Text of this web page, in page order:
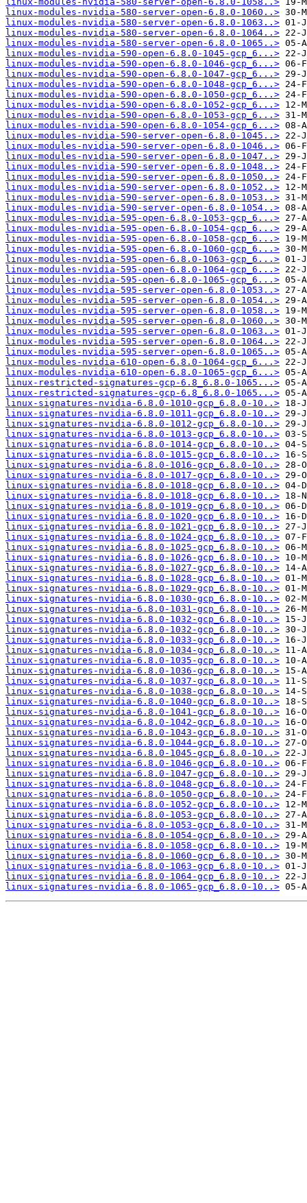
linux-modules-nvidia-580-server-open-6.8.0-1060..>
linux-modules-nvidia-580-server-open-6.8.0-1063..>
linux-modules-nvidia-580-server-open-6.8.0-1064..>
linux-modules-nvidia-580-server-open-6.8.0-1065..>
linux-modules-nvidia-590-open-6.8.0-1045-gcp_6...>
linux-modules-nvidia-590-open-6.8.0-1046-gcp_6...>
linux-modules-nvidia-590-open-6.8.0-1047-gcp_6...>
linux-modules-nvidia-590-open-6.8.0-1048-gcp_6...>
linux-modules-nvidia-590-open-6.8.0-1050-gcp_6...>
linux-modules-nvidia-590-open-6.8.0-1052-gcp_6...>
linux-modules-nvidia-590-open-6.8.0-1053-gcp_6...>
linux-modules-nvidia-590-open-6.8.0-1054-gcp_6...>
linux-modules-nvidia-590-server-open-6.8.0-1045..>
linux-modules-nvidia-590-server-open-6.8.0-1046..>
linux-modules-nvidia-590-server-open-6.8.0-1047..>
linux-modules-nvidia-590-server-open-6.8.0-1048..>
linux-modules-nvidia-590-server-open-6.8.0-1050..>
linux-modules-nvidia-590-server-open-6.8.0-1052..>
linux-modules-nvidia-590-server-open-6.8.0-1053..>
linux-modules-nvidia-590-server-open-6.8.0-1054..>
linux-modules-nvidia-595-open-6.8.0-1053-gcp_6...>
linux-modules-nvidia-595-open-6.8.0-1054-gcp_6...>
linux-modules-nvidia-595-open-6.8.0-1058-gcp_6...>
linux-modules-nvidia-595-open-6.8.0-1060-gcp_6...>
linux-modules-nvidia-595-open-6.8.0-1063-gcp_6...>
linux-modules-nvidia-595-open-6.8.0-1064-gcp_6...>
linux-modules-nvidia-595-open-6.8.0-1065-gcp_6...>
linux-modules-nvidia-595-server-open-6.8.0-1053..>
linux-modules-nvidia-595-server-open-6.8.0-1054..>
linux-modules-nvidia-595-server-open-6.8.0-1058..>
linux-modules-nvidia-595-server-open-6.8.0-1060..>
linux-modules-nvidia-595-server-open-6.8.0-1063..>
linux-modules-nvidia-595-server-open-6.8.0-1064..>
linux-modules-nvidia-595-server-open-6.8.0-1065..>
linux-modules-nvidia-610-open-6.8.0-1064-gcp_6...>
linux-modules-nvidia-610-open-6.8.0-1065-gcp_6...>
linux-restricted-signatures-gcp-6.8_6.8.0-1065...>
linux-restricted-signatures-gcp-6.8_6.8.0-1065...>
linux-signatures-nvidia-6.8.0-1010-gcp_6.8.0-10..>
linux-signatures-nvidia-6.8.0-1011-gcp_6.8.0-10..>
linux-signatures-nvidia-6.8.0-1012-gcp_6.8.0-10..>
linux-signatures-nvidia-6.8.0-1013-gcp_6.8.0-10..>
linux-signatures-nvidia-6.8.0-1014-gcp_6.8.0-10..>
linux-signatures-nvidia-6.8.0-1015-gcp_6.8.0-10..>
linux-signatures-nvidia-6.8.0-1016-gcp_6.8.0-10..>
linux-signatures-nvidia-6.8.0-1017-gcp_6.8.0-10..>
linux-signatures-nvidia-6.8.0-1018-gcp_6.8.0-10..>
linux-signatures-nvidia-6.8.0-1018-gcp_6.8.0-10..>
linux-signatures-nvidia-6.8.0-1019-gcp_6.8.0-10..>
linux-signatures-nvidia-6.8.0-1020-gcp_6.8.0-10..>
linux-signatures-nvidia-6.8.0-1021-gcp_6.8.0-10..>
linux-signatures-nvidia-6.8.0-1024-gcp_6.8.0-10..>
linux-signatures-nvidia-6.8.0-1025-gcp_6.8.0-10..>
linux-signatures-nvidia-6.8.0-1026-gcp_6.8.0-10..>
linux-signatures-nvidia-6.8.0-1027-gcp_6.8.0-10..>
linux-signatures-nvidia-6.8.0-1028-gcp_6.8.0-10..>
linux-signatures-nvidia-6.8.0-1029-gcp_6.8.0-10..>
linux-signatures-nvidia-6.8.0-1030-gcp_6.8.0-10..>
linux-signatures-nvidia-6.8.0-1031-gcp_6.8.0-10..>
linux-signatures-nvidia-6.8.0-1032-gcp_6.8.0-10..>
linux-signatures-nvidia-6.8.0-1032-gcp_6.8.0-10..>
linux-signatures-nvidia-6.8.0-1033-gcp_6.8.0-10..>
linux-signatures-nvidia-6.8.0-1034-gcp_6.8.0-10..>
linux-signatures-nvidia-6.8.0-1035-gcp_6.8.0-10..>
linux-signatures-nvidia-6.8.0-1036-gcp_6.8.0-10..>
linux-signatures-nvidia-6.8.0-1037-gcp_6.8.0-10..>
linux-signatures-nvidia-6.8.0-1038-gcp_6.8.0-10..>
linux-signatures-nvidia-6.8.0-1040-gcp_6.8.0-10..>
linux-signatures-nvidia-6.8.0-1041-gcp_6.8.0-10..>
linux-signatures-nvidia-6.8.0-1042-gcp_6.8.0-10..>
linux-signatures-nvidia-6.8.0-1043-gcp_6.8.0-10..>
linux-signatures-nvidia-6.8.0-1044-gcp_6.8.0-10..>
linux-signatures-nvidia-6.8.0-1045-gcp_6.8.0-10..>
linux-signatures-nvidia-6.8.0-1046-gcp_6.8.0-10..>
linux-signatures-nvidia-6.8.0-1047-gcp_6.8.0-10..>
linux-signatures-nvidia-6.8.0-1048-gcp_6.8.0-10..>
linux-signatures-nvidia-6.8.0-1050-gcp_6.8.0-10..>
linux-signatures-nvidia-6.8.0-1052-gcp_6.8.0-10..>
linux-signatures-nvidia-6.8.0-1053-gcp_6.8.0-10..>
linux-signatures-nvidia-6.8.0-1053-gcp_6.8.0-10..>
linux-signatures-nvidia-6.8.0-1054-gcp_6.8.0-10..>
linux-signatures-nvidia-6.8.0-1058-gcp_6.8.0-10..>
linux-signatures-nvidia-6.8.0-1060-gcp_6.8.0-10..>
linux-signatures-nvidia-6.8.0-1063-gcp_6.8.0-10..>
linux-signatures-nvidia-6.8.0-1064-gcp_6.8.0-10..>
linux-signatures-nvidia-6.8.0-1065-gcp_6.8.0-10..>